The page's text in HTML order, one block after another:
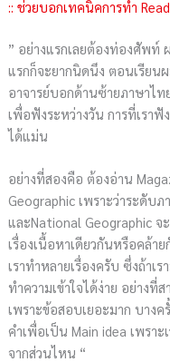
:: ช่วยบอกเทคนิคการทำ
” อย่างแรกเลยต้องท่องศัพท์
แรกก็จะยากนิดนึง ตอนเรีย
อาจารย์บอกด้านซ้ายภาษาไท
เพื่อฟังระหว่างวัน การที่เราฟั
ได้แม่น
อย่างที่สองคือ ต้องอ่าน
Geographic เพราะว่าระดับภ
และNational Geographic จ
เรื่องเนื้อหาเดียวกันหรือคล้
เราทำหลายเรื่องครับ ซึ่งถ้าเ
ทำความเข้าใจได้ง่าย อย่าง
เพราะข้อสอบเยอะมาก บาง
คำเพื่อเป็น Main idea เพราะ
จากส่วนไหน “